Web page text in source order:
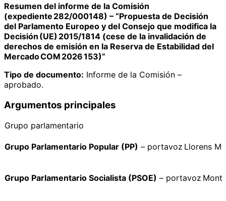
Resumen del informe de la Comisión
(expediente 282/000148) – “Propuesta de Decisión
del Parlamento Europeo y del Consejo que modifica la
Decisión (UE) 2015/1814 (cese de la invalidación de
derechos de emisión en la Reserva de Estabilidad del
Mercado COM 2026 153)”
Tipo de documento: Informe de la Comisión –
aprobado.
Argumentos principales
Grupo parlamentario
Grupo Parlamentario Popular (PP) – portavoz Llorens
Grupo Parlamentario Socialista (PSOE) – portavoz